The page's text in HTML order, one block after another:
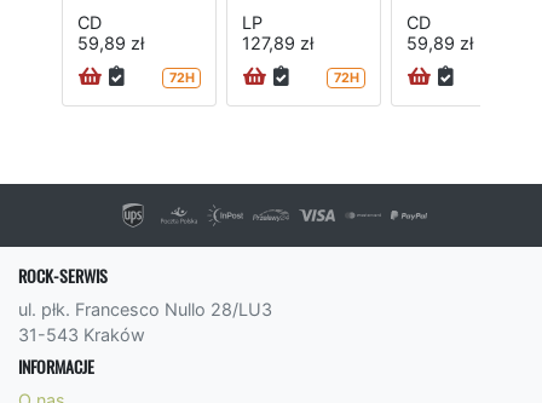
CD
59,89 zł
72H
LP
127,89 zł
72H
CD
59,89 zł
ROCK-SERWIS
ul. płk. Francesco Nullo 28/LU3
31-543 Kraków
INFORMACJE